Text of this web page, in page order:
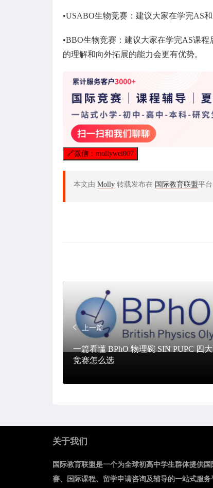
•USABO生物竞赛：建议大家在学完AS
•BBO生物竞赛：建议大家在学完AS课
的理解和向外拓展的能力会更有优势。
🔗微信：mollywei007
本文由 Molly 转载发布在 国际教育联盟平
上一篇
一篇看懂 BPhO 物理碗 SIN PUPC 四
竞赛怎么选
关于我们
国际教育联盟是一个为全球初高中学生群体提供国
赛、国际课程、留学申请咨询及辅导的一站式服务